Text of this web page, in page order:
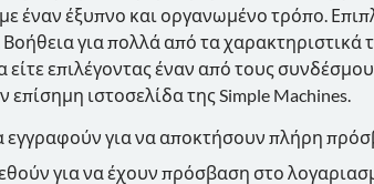
έναν έξυπνο και οργανωμένο τρόπο.
για πολλά από τα χαρακτηριστικά
επιλέγοντας έναν από τους
ιστοσελίδα της Simple Machines.
για να αποκτήσουν πλήρη
για να έχουν πρόσβαση στο